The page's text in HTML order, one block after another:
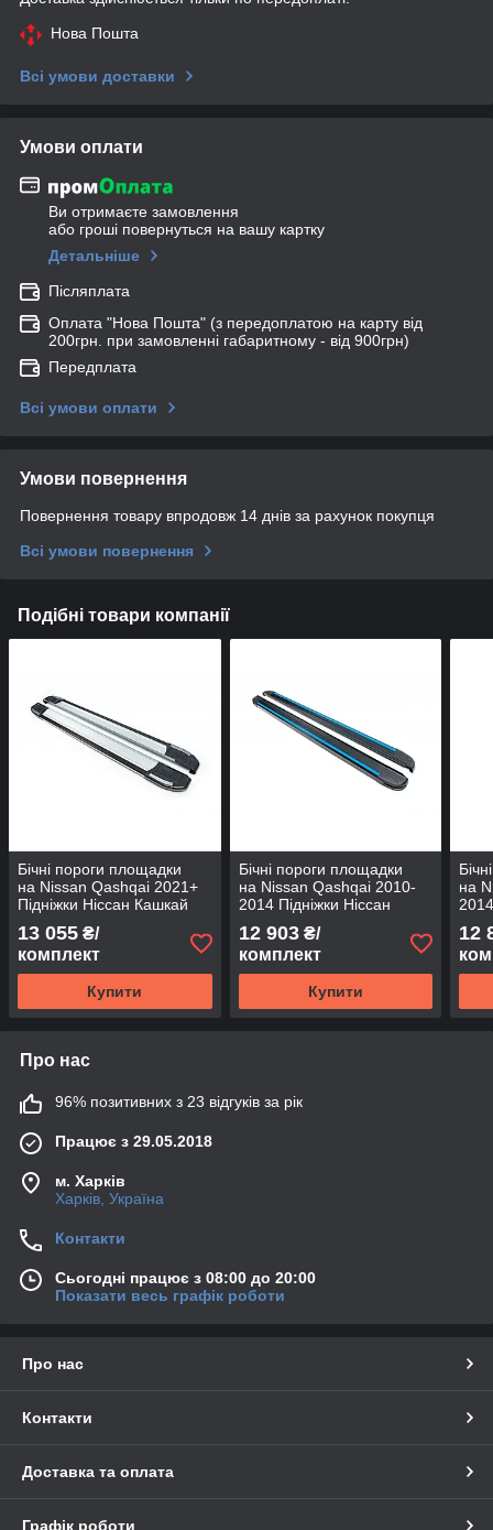
Нова Пошта
Всі умови доставки
Умови оплати
Ви отримаєте замовлення
або гроші повернуться на вашу картку
Детальніше
Післяплата
Оплата "Нова Пошта" (з передоплатою на карту від
200грн. при замовленні габаритному - від 900грн)
Передплата
Всі умови оплати
Умови повернення
Повернення товару впродовж 14 днів за рахунок покупця
Всі умови повернення
Подібні товари компанії
Бічні пороги площадки
на Nissan Qashqai 2021+
Підніжки Ніссан Кашкай
Rainbow
13 055 ₴/
комплект
Купити
Бічні пороги площадки
на Nissan Qashqai 2010-
2014 Підніжки Ніссан
Кашкай Довга база Maya
Blue
12 903₴/
комплект
Купити
на
V1
12
Про нас
96% позитивних з 23 відгуків за рік
Працює з 29.05.2018
м. Харків
Харків, Україна
Контакти
Сьогодні працює з 08:00 до 20:00
Показати весь графік роботи
Про нас
Контакти
Доставка та оплата
Графік роботи